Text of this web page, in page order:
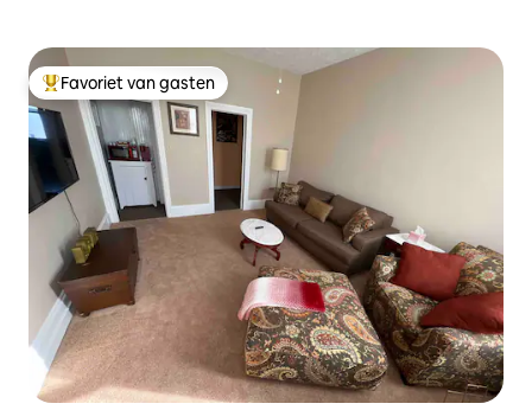
Topfavoriet van gasten
Favoriet van gasten